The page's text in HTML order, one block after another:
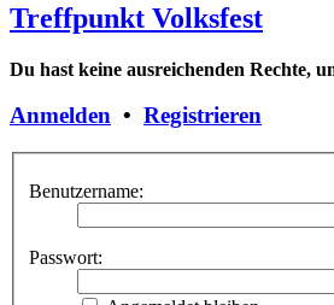
Treffpunkt Volksfest
Du hast keine ausreichenden Rechte,
Anmelden • Registrieren
Benutzername:
Passwort: